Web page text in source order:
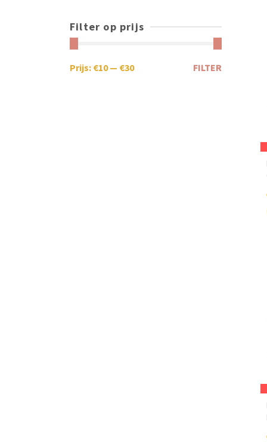
Filter op prijs
FILTER
Prijs: €10— €30